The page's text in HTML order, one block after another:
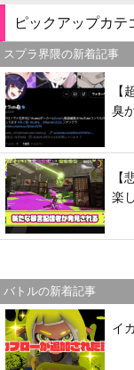
ピックアップカテ
スプラ界隈の新着記事
【
臭
【
楽
バトルの新着記事
イ